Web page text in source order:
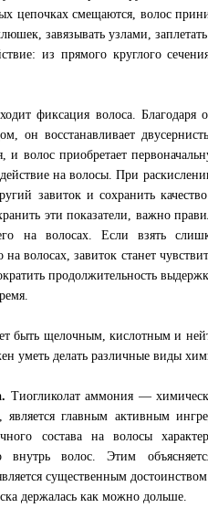
цепочках смещаются, волос
завязывать узлами,
из прямого круглого
фиксация волоса. Благодаря
он восстанавливает
и волос приобретает
на волосы. При
завиток и сохранить
эти показатели, важно
на волосах. Если взять
волосах, завиток станет
продолжительность
быть щелочным, кислотным и
уметь делать различные виды
Тиогликолат аммония —
является главным активным
состава на волосы
внутрь волос. Этим
существенным
держалась как можно дольше.